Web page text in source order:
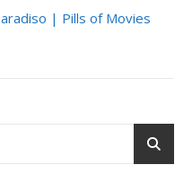
| Pills of Movies